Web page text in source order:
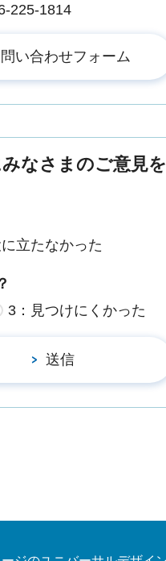
225-1814
なさまのご意見
立たなかった
3：見つけにくかった